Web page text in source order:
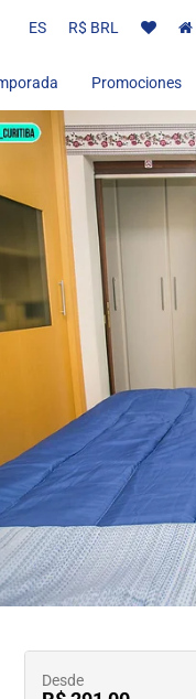
ES R$ BRL
Promociones
Desde